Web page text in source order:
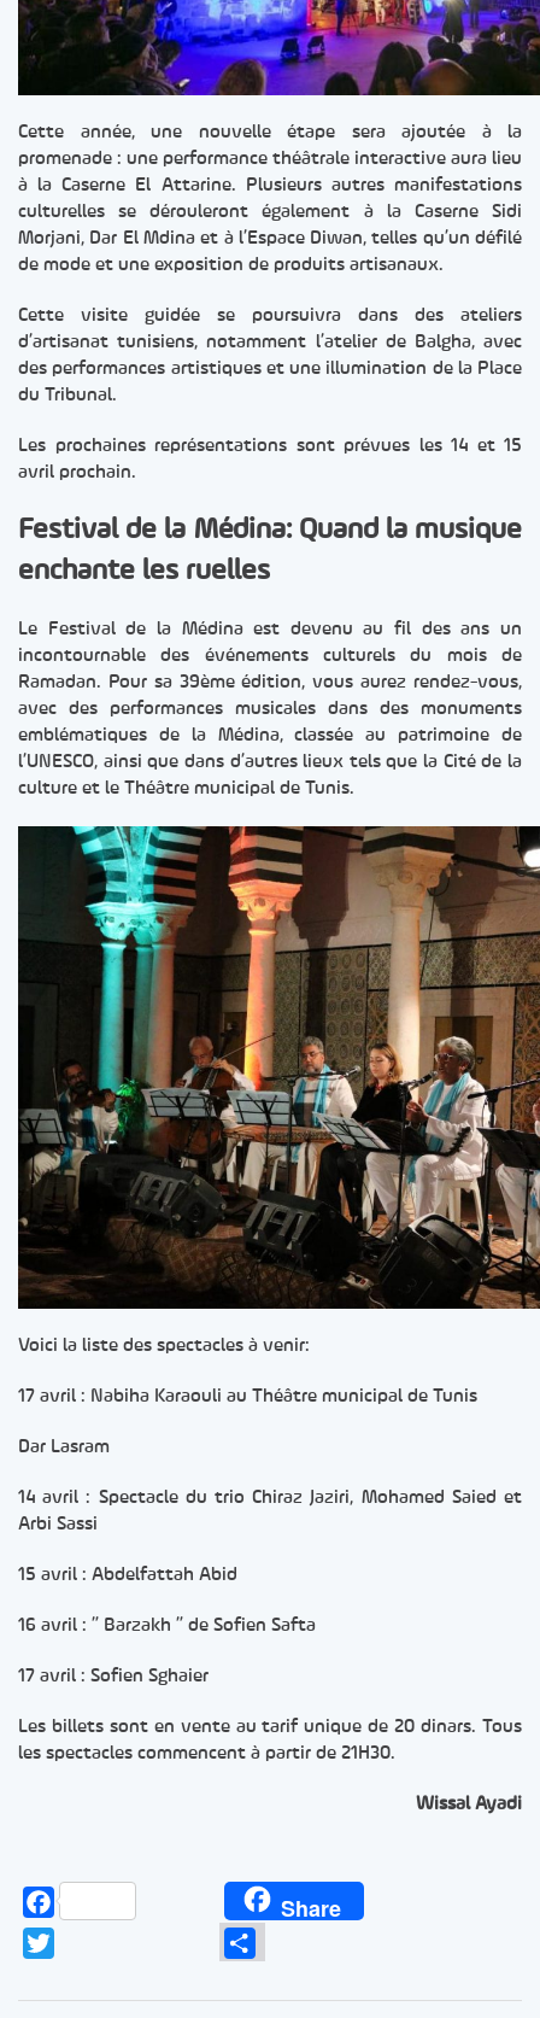
Cette année, une nouvelle étape sera ajoutée à la
promenade : une performance théâtrale interactive aura lieu
à la Caserne El Attarine. Plusieurs autres manifestations
culturelles se dérouleront également à la Caserne Sidi
Morjani, Dar El Mdina et à l’Espace Diwan, telles qu’un défilé
de mode et une exposition de produits artisanaux.
Cette visite guidée se poursuivra dans des ateliers
d’artisanat tunisiens, notamment l’atelier de Balgha, avec
des performances artistiques et une illumination de la Place
du Tribunal.
Les prochaines représentations sont prévues les 14 et 15
avril prochain.
Festival de la Médina: Quand la musique
enchante les ruelles
Le Festival de la Médina est devenu au fil des ans un
incontournable des événements culturels du mois de
Ramadan. Pour sa 39ème édition, vous aurez rendez-vous,
avec des performances musicales dans des monuments
emblématiques de la Médina, classée au patrimoine de
l’UNESCO, ainsi que dans d’autres lieux tels que la Cité de la
culture et le Théâtre municipal de Tunis.
Voici la liste des spectacles à venir:
17 avril : Nabiha Karaouli au Théâtre municipal de Tunis
Dar Lasram
14 avril : Spectacle du trio Chiraz Jaziri, Mohamed Saied et
Arbi Sassi
15 avril : Abdelfattah Abid
16 avril : ” Barzakh ” de Sofien Safta
17 avril : Sofien Sghaier
Les billets sont en vente au tarif unique de 20 dinars. Tous
les spectacles commencent à partir de 21H30.
Wissal Ayadi
Facebook Share
Partager